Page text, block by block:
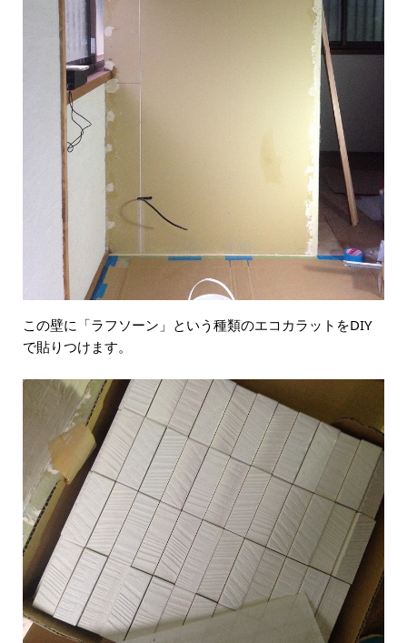
この壁に「ラフソーン」という種類のエコカラットをDIY
で貼りつけます。